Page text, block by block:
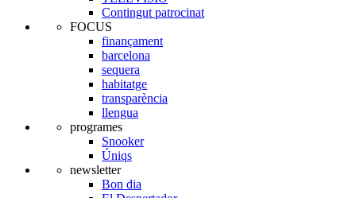
Contingut patrocinat
FOCUS
finançament
barcelona
sequera
habitatge
transparència
llengua
programes
Snooker
Úniqs
newsletter
Bon dia